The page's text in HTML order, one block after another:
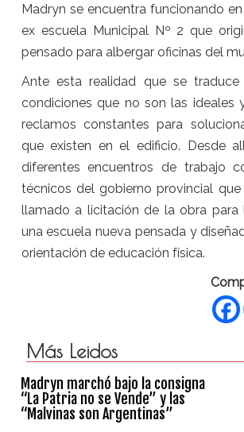
Madryn se encuentra funcionando
ex escuela Municipal Nº 2 que
pensado para albergar oficinas del
Ante esta realidad que se
condiciones que no son las ideales
reclamos constantes para
que existen en el edificio. Desde
diferentes encuentros de trabajo
técnicos del gobierno provincial que
llamado a licitación de la obra para
una escuela nueva pensada y
orientación de educación física.
Más Leidos
Madryn marchó bajo la consigna
“La Patria no se Vende” y las
“Malvinas son Argentinas”